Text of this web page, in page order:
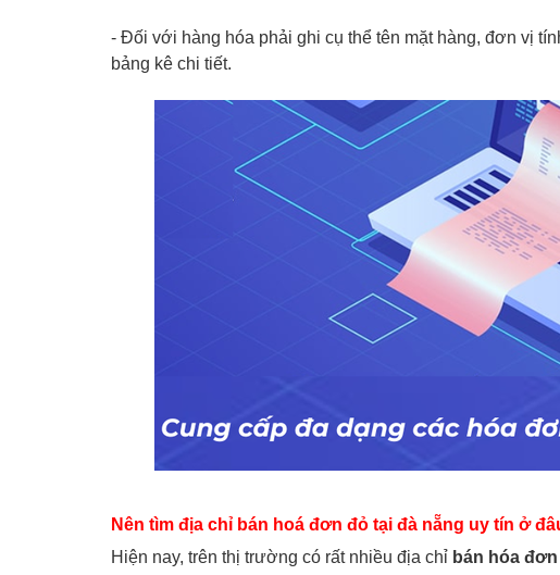
- Đối với hàng hóa phải ghi cụ thể tên mặt hàng, đơn vị
bảng kê chi tiết.
Nên tìm địa chỉ bán hoá đơn đỏ tại đà nẵng uy tín ở
Hiện nay, trên thị trường có rất nhiều địa chỉ bán hóa